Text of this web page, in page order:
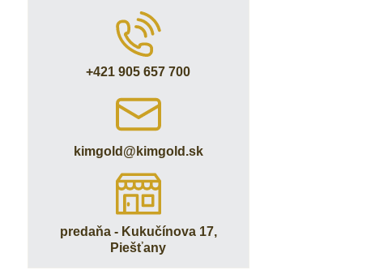
+421 905 657 700
kimgold​@kimgold​.sk
predaňa - Kukučínova 17,
Piešťany